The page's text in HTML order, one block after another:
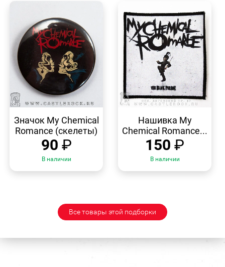
ПРОСМОТР
Значок My Chemical
Romance (скелеты)
90 ₽
В наличии
ПРОСМОТР
Нашивка My
Chemical Romance...
150 ₽
В наличии
Все товары этой подборки